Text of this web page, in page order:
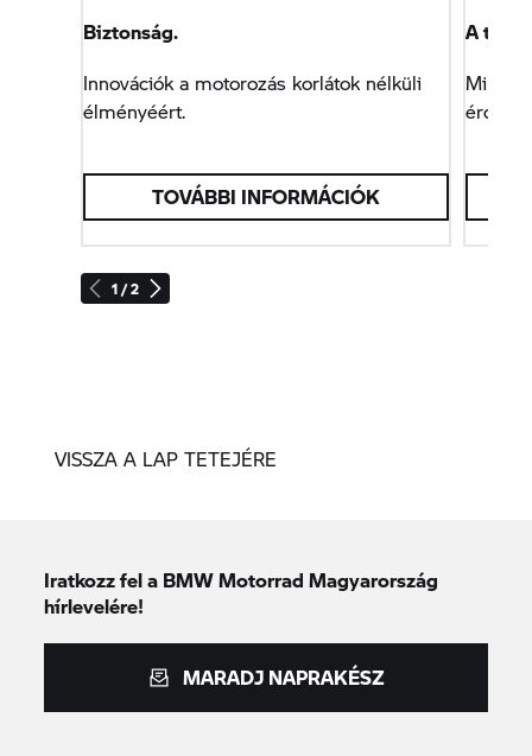
1 / 2
Biztonság.
Innovációk a motorozás korlátok nélküli
élményéért.
TOVÁBBI INFORMÁCIÓK
A
VISSZA A LAP TETEJÉRE
Iratkozz fel a BMW Motorrad Magyarország
hírlevelére!
MARADJ NAPRAKÉSZ